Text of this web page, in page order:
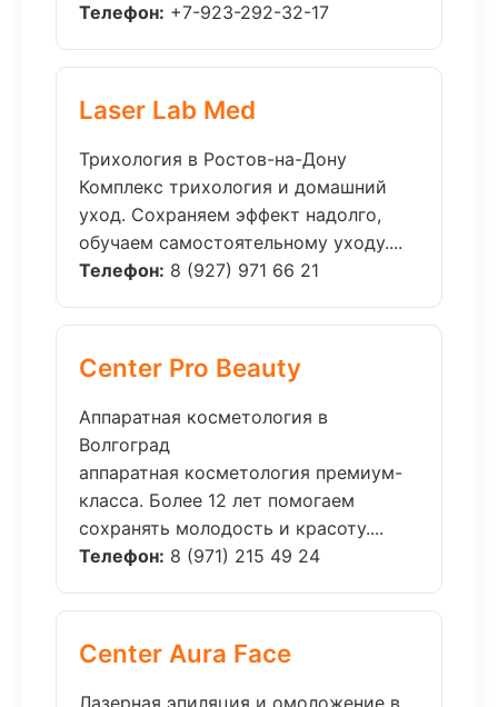
Телефон: +7-923-292-32-17
Laser Lab Med
Трихология в Ростов-на-Дону
Комплекс трихология и домашний
уход. Сохраняем эффект надолго,
обучаем самостоятельному уходу....
Телефон: 8 (927) 971 66 21
Center Pro Beauty
Аппаратная косметология в
Волгоград
аппаратная косметология премиум-
класса. Более 12 лет помогаем
сохранять молодость и красоту....
Телефон: 8 (971) 215 49 24
Center Aura Face
Лазерная эпиляция и омоложение в